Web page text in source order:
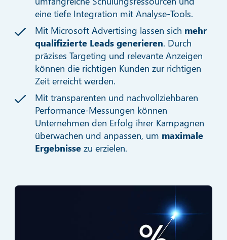
eine tiefe Integration mit Analyse-Tools.
Mit Microsoft Advertising lassen sich mehr
qualifizierte Leads generieren. Durch
präzises Targeting und relevante Anzeigen
können die richtigen Kunden zur richtigen
Zeit erreicht werden.
Mit transparenten und nachvollziehbaren
Performance-Messungen können
Unternehmen den Erfolg ihrer Kampagnen
überwachen und anpassen, um maximale
Ergebnissezu erzielen.